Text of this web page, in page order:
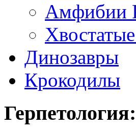
Амфибии
Динозавры
Крокодилы
Герпетология: